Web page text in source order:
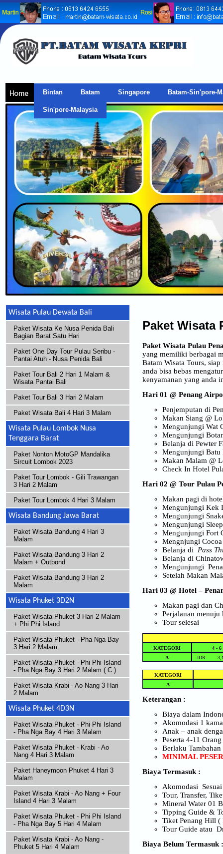
Bintan Batam Singapore Batam-Sin'pore-
Sin'pore-Malaysia
Wisata Pulau Dewata Bali
Paket Wisata Ke Nusa Penida Bali
Bagian Barat Satu Hari
Paket One Day Tour Pulau Seribu -
Pantai Atuh - Nusa Penida Bali
Paket Tour Bali 2 Hari 1 Malam &
Wisata Pantai Bali
Paket Tour Bali 3 Hari 2 Malam
Paket Wisata Bali 4 Hari 3 Malam
Wisata Pulau Lombok Nusa
Tenggara Barat
Paket Nonton MotoGP Mandalika
Sircuit Lombok 2023
Paket Tour Lombok - Gili Trawangan
3 Hari 2 Malam
Paket Tour Lombok 4 Hari 3 Malam
Wisata Bandung Jawa Barat
Paket Wisata Bandung 4 Hari 3
Malam
Paket Wisata Bandung 3 Hari 2
Malam + Outbond
Paket Wisata Bandung 3 Hari 2
Malam
Wisata Phuket 3D2N
Paket Wisata Phuket 3 Hari 2 Malam
+ Phi Phi Island
Paket Wisata Phuket - Pha Nga Bay
3 Hari 2 Malam
Paket Wisata Phuket - Phi Phi Island
- Pha Nga Bay 3 Hari 2 Malam ( C )
Paket Wisata Krabi - Ao Nang 3 Hari
2 Malam
Wisata Phuket 4D3N
Paket Wisata Phuket - Phi Phi Island
- Pha Nga Bay 4 Hari 3 Malam
Paket Wisata Phuket - Krabi - Ao
Nang 4 Hari 3 Malam
Paket Haneymoon Phuket 4 Hari 3
Malam
Paket Wisata Krabi - Ao Nang + Four
Island 4 Hari 3 Malam
Paket Wisata Phuket - Phi Phi Island
- Pha Nga Bay 5 Hari 4 Malam
Paket Wisata Krabi - Ao Nang -
Phuket 5 Hari 4 Malam
Paket Wisata
Paket Wisata Pulau
yang memiliki berbagai
Batam Wisata Tours,
anda bisa bebas
kenyamanan yang anda
Hari 01 @ Penang
Penjemputan di
Makan Siang @
Mengunjungi Wat
Mengunjungi
Belanja di Pewter
Mengunjungi Batu
Makan Malam @
Check In Hotel
Hari 02 @ Tour Pulau
Makan pagi di
Mengunjungi Kek
Mengunjungi
Mengunjungi
Mengunjungi Fort
Mengnjungi
Belanja di Pass
Belanja di
Mengunjungi
Setelah Makan
Hari 03 @ Hotel –
Makan pagi dan
Perjalanan menuju
Tour selesai
KATEGORI
4 - 6
A
IDR
KATEGORI
A
Keterangan :
Biaya dalam
Akomodasi 1
Anak – anak
Peserta 4-11
Berlaku
MINIMAL
Biaya Termasuk :
Akomodasi
Tour, Transfer,
Mineral Water 01
Tipping Guide &
Tiket Penang Hill (
Tour Guide atau
Biaya Belum Termasuk :